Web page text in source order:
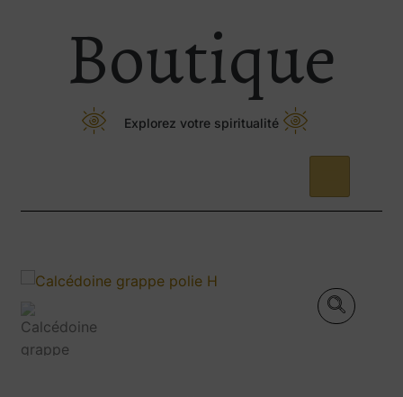
Boutique
Explorez votre spiritualité